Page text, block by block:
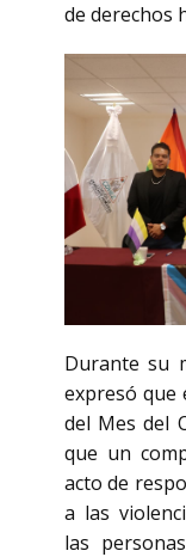
de derechos
Durante su
expresó que
del Mes del
que un
acto de
a las
las